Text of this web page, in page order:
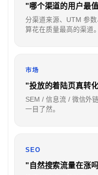
"哪个渠道的用户最
分渠道来源、UTM 参
算花在质量最高的渠道。
市场
"投放的着陆页真转
SEM / 信息流 / 微信外
一目了然。
SEO
"自然搜索流量在涨